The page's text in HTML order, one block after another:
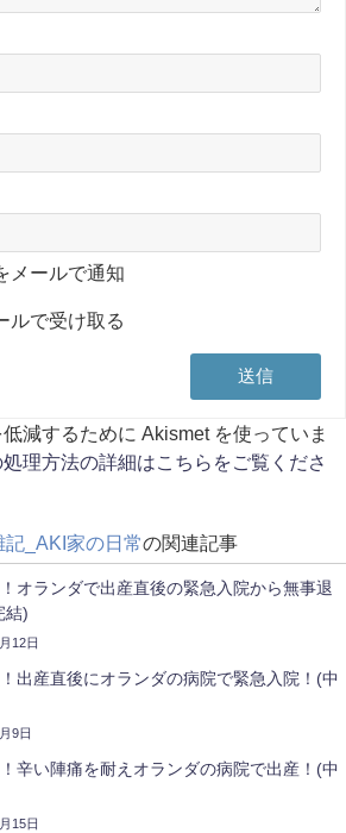
メールで通知
ルで受け取る
減するために Akismet を使っていま
理方法の詳細はこちらをご覧くださ
記_AKI家の日常の関連記事
オランダで出産直後の緊急入院から無事退
結)
12日
出産直後にオランダの病院で緊急入院！(中
9日
辛い陣痛を耐えオランダの病院で出産！(中
15日